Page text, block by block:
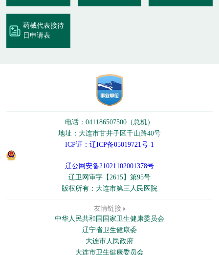
药械代表接待
日申请表
电话：041186507500（总机）
地址：大连市甘井子区千山路40号
ICP证：辽ICP备05019721号-1
辽公网安备21021102001378号
辽卫网审字【2615】第95号
版权所有：大连市第三人民医院
友情链接
中华人民共和国国家卫生健康委员会
辽宁省卫生健康委
大连市人民政府
大连市卫生健康委员会